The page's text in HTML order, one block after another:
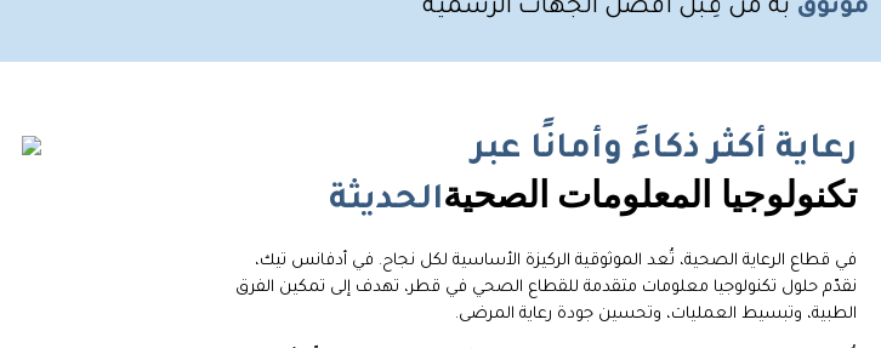
موثوق به من قِبل أفضل الجهات الرسمية
رعاية أكثر ذكاءً وأمانًا عبر
تكنولوجيا المعلومات الصحيةالحديثة
في قطاع الرعاية الصحية، تُعد الموثوقية الركيزة الأساسية لكل نجاح. في أدفانس تيك،
نقدّم حلول تكنولوجيا معلومات متقدمة للقطاع الصحي في قطر، تهدف إلى تمكين الفرق
الطبية، وتبسيط العمليات، وتحسين جودة رعاية المرضى.